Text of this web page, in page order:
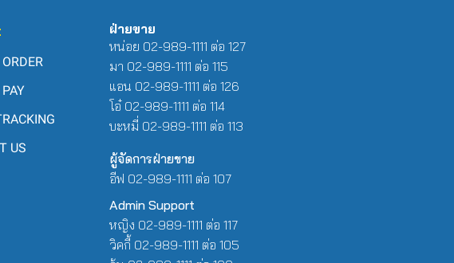
US
ฝ่ายขาย
หน่อย 02-989-1111 ต่อ 127
มา 02-989-1111 ต่อ 115
แอน 02-989-1111 ต่อ 126
โอ๋ 02-989-1111 ต่อ 114
บะหมี่ 02-989-1111 ต่อ 113
ผู้จัดการฝ่ายขาย
อีฟ 02-989-1111 ต่อ 107
Admin Support
หญิง 02-989-1111 ต่อ 117
วิคกี้ 02-989-1111 ต่อ 105